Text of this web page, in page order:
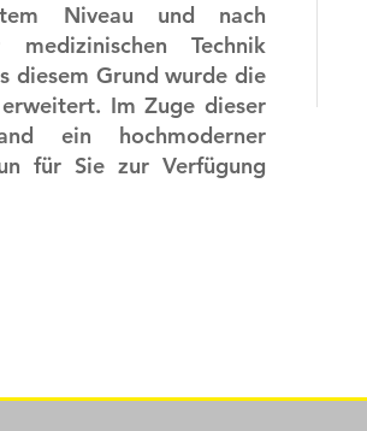
Niveau und nach
Technik
diesem Grund wurde die
Im Zuge dieser
ein hochmoderner
für Sie zur Verfügung